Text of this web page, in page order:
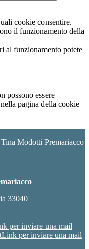
cookie consentire.
il funzionamento della
al funzionamento potete
possono essere
pagina della cookie
Modotti Premariacco
33040
per inviare una mail
Link per inviare una mail